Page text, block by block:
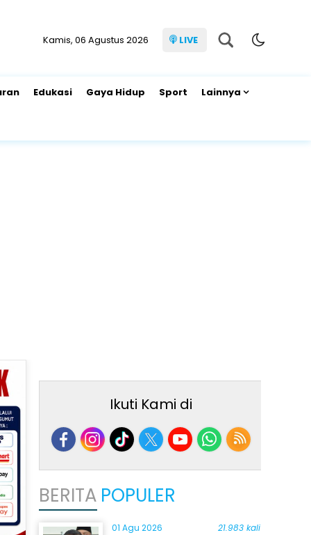
Kamis, 06 Agustus 2026 LIVE
Edukasi Gaya Hidup Sport Lainnya
Ikuti Kami di
BERITA POPULER
01 Agu 2026 21.983 kali